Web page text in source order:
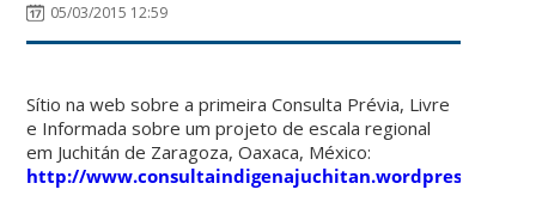
05/03/2015 12:59
Sítio na web sobre a primeira Consulta Prévia, Livre
e Informada sobre um projeto de escala regional
em Juchitán de Zaragoza, Oaxaca, México:
http://www.consultaindigenajuchitan.wordpress.com/